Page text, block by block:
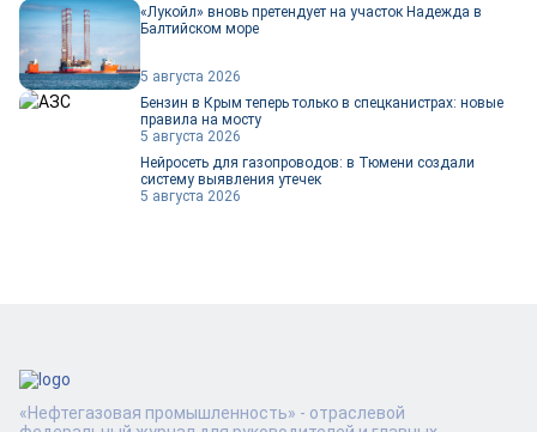
«Лукойл» вновь претендует на участок Надежда в
Балтийском море
5 августа 2026
Бензин в Крым теперь только в спецканистрах: новые
правила на мосту
5 августа 2026
Нейросеть для газопроводов: в Тюмени создали
систему выявления утечек
5 августа 2026
«Нефтегазовая промышленность» - отраслевой